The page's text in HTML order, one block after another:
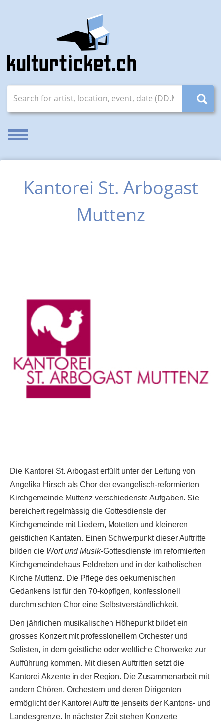
Enable/disable navigation
Kantorei St. Arbogast
Muttenz
Die Kantorei St. Arbogast erfüllt unter der Leitung von
Angelika Hirsch als Chor der evangelisch-reformierten
Kirchgemeinde Muttenz verschiedenste Aufgaben. Sie
bereichert regelmässig die Gottesdienste der
Kirchgemeinde mit Liedern, Motetten und kleineren
geistlichen Kantaten. Einen Schwerpunkt dieser Auftritte
bilden die Wort und Musik-Gottesdienste im reformierten
Kirchgemeindehaus Feldreben und in der katholischen
Kirche Muttenz. Die Pflege des oekumenischen
Gedankens ist für den 70-köpfigen, konfessionell
durchmischten Chor eine Selbstverständlichkeit.
Den jährlichen musikalischen Höhepunkt bildet ein
grosses Konzert mit professionellem Orchester und
Solisten, in dem geistliche oder weltliche Chorwerke zur
Aufführung kommen. Mit diesen Auftritten setzt die
Kantorei Akzente in der Region. Die Zusammenarbeit mit
andern Chören, Orchestern und deren Dirigenten
ermöglicht der Kantorei Auftritte jenseits der Kantons- und
Landesgrenze. In nächster Zeit stehen Konzerte